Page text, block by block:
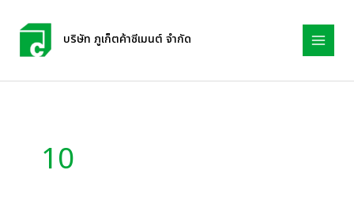
content
บริษัท ภูเก็ตค้าซีเมนต์ จำกัด
10